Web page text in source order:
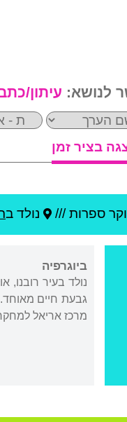
עיתון/
בציר זמן
ספרות /// נולד ב
ביוגרפיה
מרכז אריאל